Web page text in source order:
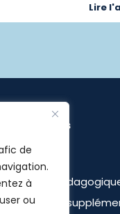
de
à
ou
Lire
Liens utiles
Accueil
Contenu
Ressources